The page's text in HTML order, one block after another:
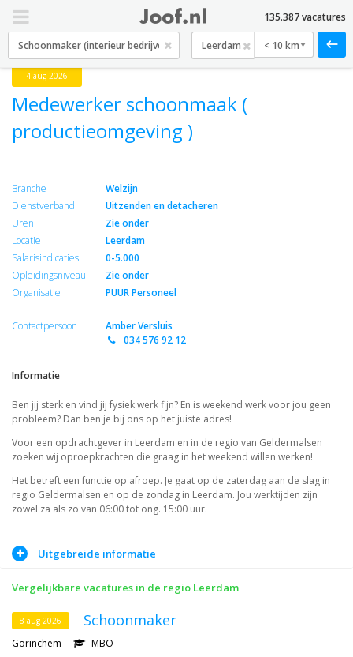
< 10 km
135.387 vacatures
4 aug 2026
Medewerker schoonmaak (
productieomgeving )
Branche
Welzijn
Dienstverband
Uitzenden en detacheren
Uren
Zie onder
Locatie
Leerdam
Salarisindicaties
0-5.000
Opleidingsniveau
Zie onder
Organisatie
PUUR Personeel
Contactpersoon
Amber Versluis
034 576 92 12
Informatie
Ben jij sterk en vind jij fysiek werk fijn? En is weekend werk voor jou geen
probleem? Dan ben je bij ons op het juiste adres!
Voor een opdrachtgever in Leerdam en in de regio van Geldermalsen
zoeken wij oproepkrachten die graag in het weekend willen werken!
Het betreft een functie op afroep. Je gaat op de zaterdag aan de slag in
regio Geldermalsen en op de zondag in Leerdam. Jou werktijden zijn
zowel za als zo van 06:00 tot ong. 15:00 uur.
productieomgeving en de verschillende productielijnen.
een vroege vogel en een echte aanpakker. Je bent veel fysiek aan het werk
wel. Sommige werkzaamheden zijn wat zwaarder als het ander, maar het
is goed te doen!
Uitgebreide informatie
Vergelijkbare vacatures in de regio Leerdam
8 aug 2026 Schoonmaker
Gorinchem
MBO